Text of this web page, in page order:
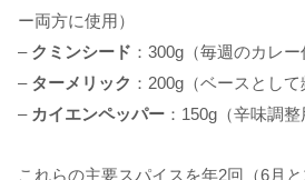
ー両方に使用）
– クミンシード ：300g（毎週のカレー
– ターメリック ：200g（ベースとして
– カイエンペッパー ：150g（辛味調整
これらの主要スパイスを年2回（6月